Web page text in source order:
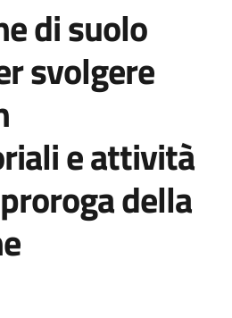
di suolo
svolgere
e attività
della